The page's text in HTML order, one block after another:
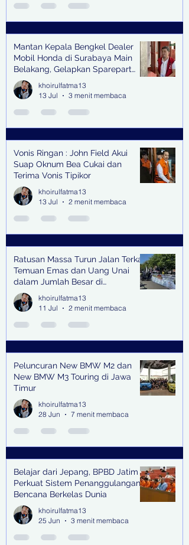
Mantan Kepala Bengkel Dealer
Mobil Honda di Surabaya Main
Belakang, Gelapkan Sparepart
Senilai Rp 1,9 Miliar
khoirulfatma13
13 Jul
3 menit membaca
Vonis Ringan : John Field Akui
Suap Oknum Bea Cukai dan
Terima Vonis Tipikor
khoirulfatma13
13 Jul
2 menit membaca
Ratusan Massa Turun Jalan Terkait
Temuan Emas dan Uang Unai
dalam Jumlah Besar di
Lingkungan Jampidsus Kejaksaan
Agung RI di Jakarta
khoirulfatma13
11 Jul
2 menit membaca
Peluncuran New BMW M2 dan
New BMW M3 Touring di Jawa
Timur
khoirulfatma13
28 Jun
7 menit membaca
Belajar dari Jepang, BPBD Jatim
Perkuat Sistem Penanggulangan
Bencana Berkelas Dunia
khoirulfatma13
25 Jun
3 menit membaca